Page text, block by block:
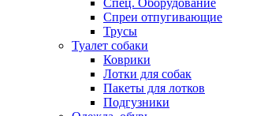
Спец. Оборудование
Спреи отпугивающие
Трусы
Туалет собаки
Коврики
Лотки для собак
Пакеты для лотков
Подгузники